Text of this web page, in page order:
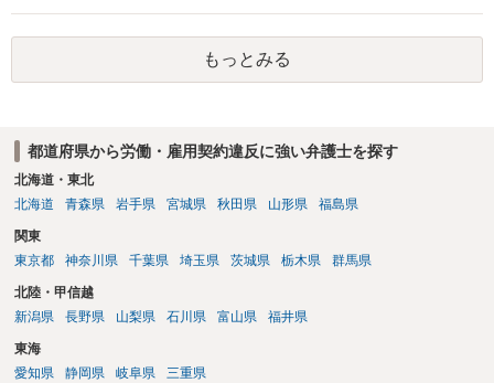
もっとみる
都道府県から労働・雇用契約違反に強い弁護士を探す
北海道・東北
北海道
青森県 岩手県 宮城県 秋田県 山形県 福島県
関東
東京都
神奈川県 千葉県 埼玉県 茨城県 栃木県 群馬県
北陸・甲信越
新潟県
長野県 山梨県 石川県 富山県 福井県
東海
愛知県
静岡県 岐阜県 三重県